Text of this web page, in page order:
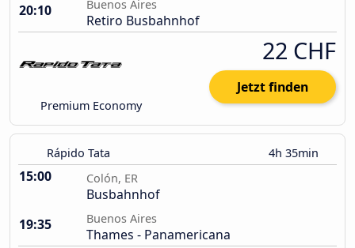
20:10
Buenos Aires
Retiro Busbahnhof
Premium Economy
22 CHF
Jetzt finden
Rápido Tata 4h 35min
15:00 Colón, ER
Busbahnhof
19:35
Buenos Aires
Thames - Panamericana